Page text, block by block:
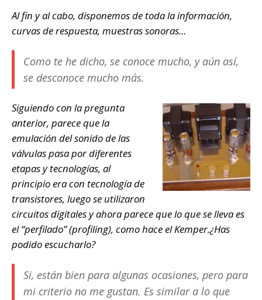
Al fin y al cabo, disponemos de toda la información,
curvas de respuesta, muestras sonoras…
Como te he dicho, se conoce mucho, y aún así,
se desconoce mucho más.
Siguiendo con la pregunta
anterior, parece que la
emulación del sonido de las
válvulas pasa por diferentes
etapas y tecnologías, al
principio era con tecnología de
transistores, luego se utilizaron
circuitos digitales y ahora parece que lo que se lleva es
el “perfilado” (profiling), como hace el Kemper.¿Has
podido escucharlo?
Si, están bien para algunas ocasiones, pero para
mi criterio no me gustan. Es similar a lo que